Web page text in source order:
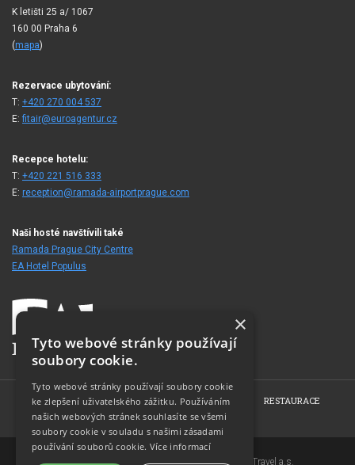
K letišti 25 a/ 1067
160 00 Praha 6
(mapa)
Rezervace ubytování:
T: +420 270 004 537
E:fitair@euroagentur.cz
Recepce hotelu:
T: +420 221 516 333
E: reception@ramada-airportprague.com
Naši hosté navštívili také
Ramada Prague City Centre
EA Hotel Populus
HOME O HOTELU POKOJE KONFERENCE
RESTAURACE
FOTOGALERIE
KONTAKT
Copyright © 2007-2026 EuroAgentur Hotels&Travel a.s.
×
Tyto webové stránky používají
soubory cookie.
Tyto webové stránky používají soubory cookie
ke zlepšení uživatelského zážitku. Používáním
našich webových stránek souhlasíte se všemi
soubory cookie v souladu s našimi zásadami
používání souborů cookie. Více informací